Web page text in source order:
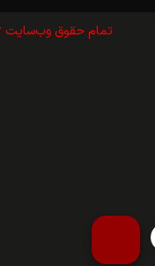
تمام حقوق وب‌سايت Muvi.ir برای